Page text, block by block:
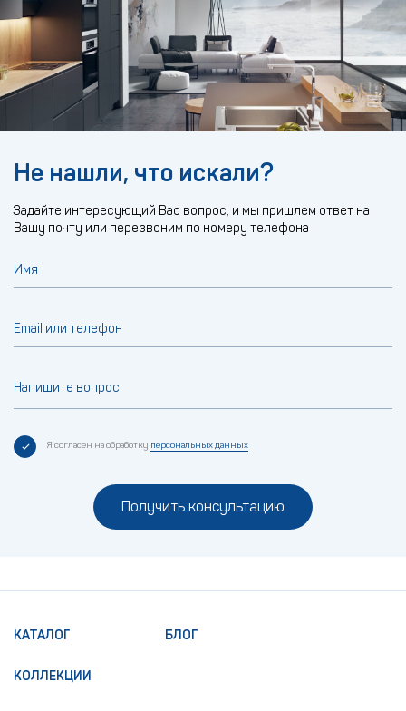
Не нашли, что искали?
Задайте интересующий Вас вопрос, и мы пришлем ответ на
Вашу почту или перезвоним по номеру телефона
Имя
Email или телефон
Напишите вопрос
Я согласен на обработку персональных данных
Получить консультацию
КАТАЛОГ
КОЛЛЕКЦИИ
БЛОГ